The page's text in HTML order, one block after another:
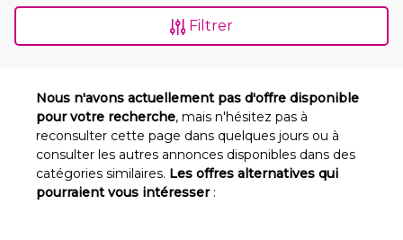
Filtrer
Nous n'avons actuellement pas d'offre disponible
pour votre recherche, mais n'hésitez pas à
reconsulter cette page dans quelques jours ou à
consulter les autres annonces disponibles dans des
catégories similaires. Les offres alternatives qui
pourraient vous intéresser: